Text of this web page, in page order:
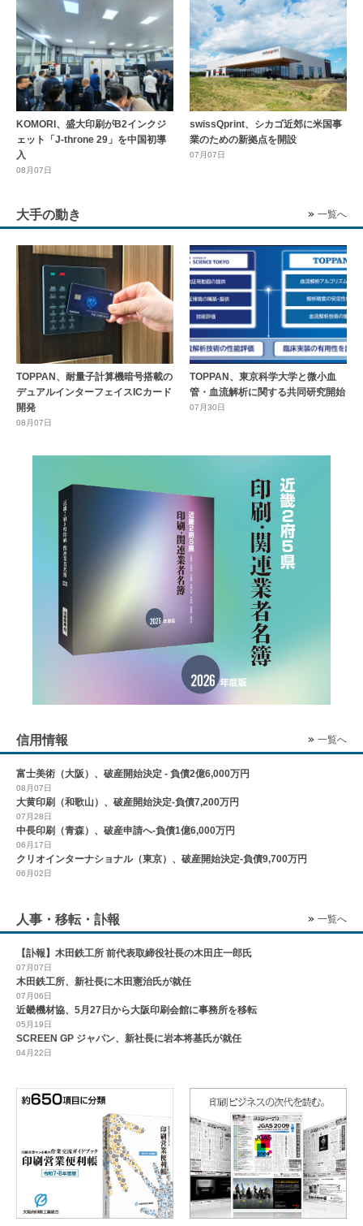
KOMORI、盛大印刷がB2インクジ
ェット「J-throne 29」を中国初導
入
08月07日
swissQprint、シカゴ近郊に⽶国事
業のための新拠点を開設
07月07日
大手の動き 一覧へ
TOPPAN、耐量子計算機暗号搭載の
デュアルインターフェイスICカード
開発
08月07日
TOPPAN、東京科学大学と微小血
管・血流解析に関する共同研究開始
07月30日
信用情報 一覧へ
富士美術（大阪）、破産開始決定 - 負債2億6,000万円
08月07日
大黄印刷（和歌山）、破産開始決定-負債7,200万円
07月28日
中長印刷（青森）、破産申請へ-負債1億6,000万円
06月17日
クリオインターナショナル（東京）、破産開始決定-負債9,700万円
06月02日
人事・移転・訃報 一覧へ
【訃報】木田鉄工所 前代表取締役社長の木田庄一郎氏
07月07日
木田鉄工所、新社長に木田憲治氏が就任
07月06日
近畿機材協、5月27日から大阪印刷会館に事務所を移転
05月19日
SCREEN GP ジャパン、新社長に岩本将基氏が就任
04月22日